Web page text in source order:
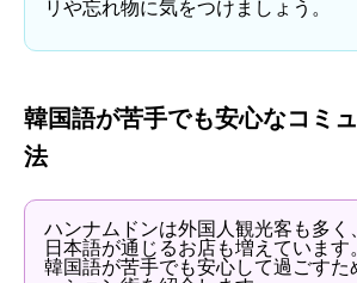
リや忘れ物に気をつけましょう。
韓国語が苦手でも安心なコミ
法
ハンナムドンは外国人観光客も多く
日本語が通じるお店も増えています
韓国語が苦手でも安心して過ごすた